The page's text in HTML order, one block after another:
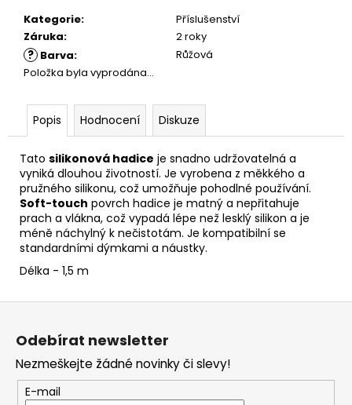
Kategorie:
Příslušenství
Záruka: 2 roky
? Barva:
Růžová
Položka byla vyprodána…
Popis Hodnocení Diskuze
Tato silikonová hadice je snadno udržovatelná a
vyniká dlouhou životností. Je vyrobena z měkkého a
pružného silikonu, což umožňuje pohodlné používání.
Soft-touch povrch hadice je matný a nepřitahuje
prach a vlákna, což vypadá lépe než lesklý silikon a je
méně náchylný k nečistotám. Je kompatibilní se
standardními dýmkami a náustky.
Délka - 1,5 m
Odebírat newsletter
Nezmeškejte žádné novinky či slevy!
E-mail